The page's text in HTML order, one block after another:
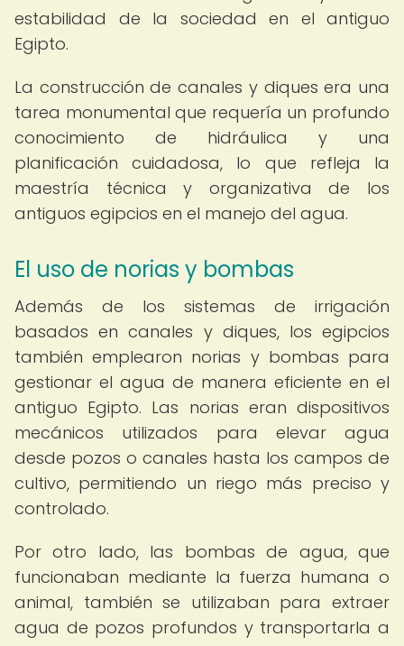
estabilidad de la sociedad en el antiguo
Egipto.
La construcción de canales y diques era una
tarea monumental que requería un profundo
conocimiento de hidráulica y una
planificación cuidadosa, lo que refleja la
maestría técnica y organizativa de los
antiguos egipcios en el manejo del agua.
El uso de norias y bombas
Además de los sistemas de irrigación
basados en canales y diques, los egipcios
también emplearon norias y bombas para
gestionar el agua de manera eficiente en el
antiguo Egipto. Las norias eran dispositivos
mecánicos utilizados para elevar agua
desde pozos o canales hasta los campos de
cultivo, permitiendo un riego más preciso y
controlado.
Por otro lado, las bombas de agua, que
funcionaban mediante la fuerza humana o
animal, también se utilizaban para extraer
agua de pozos profundos y transportarla a